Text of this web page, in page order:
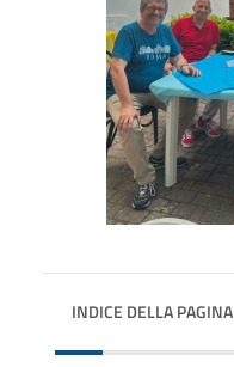
INDICE DELLA PAGINA